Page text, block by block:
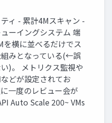
ィ - 累計4Mスキャン -
ーイングシステム 端
を横に並べるだけでス
みとなっている(←誤
)。 メトリクス監視や
どが設定されてお
一度のレビュー会が
Auto Scale 200~ VMs